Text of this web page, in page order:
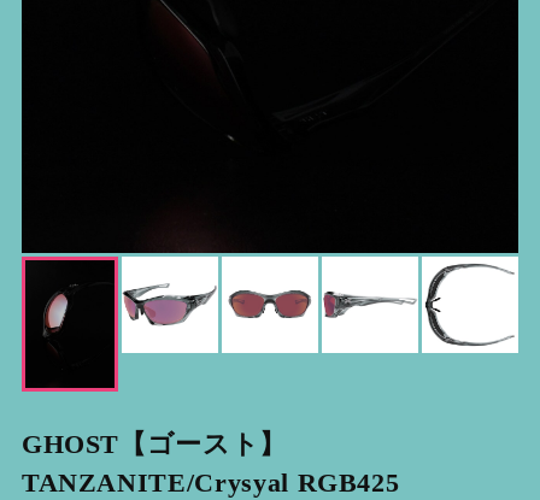
GHOST【ゴースト】
TANZANITE/Crysyal RGB425